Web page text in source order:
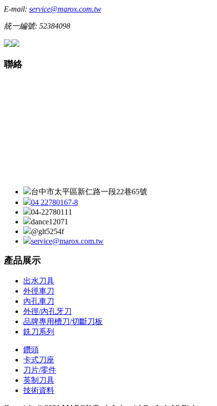
E-mail: service@marox.com.tw
統一編號: 52384098
聯絡
台中市太平區新仁路一段22巷65號
04 22780167-8
04-22780111
dance12071
@glt5254f
service@marox.com.tw
產品展示
出水刀具
外徑車刀
內孔車刀
外徑/內孔牙刀
品牌專用槽刀/切斷刀板
銑刀系列
鑽頭
卡式刀座
刀片/零件
英制刀具
技術資料